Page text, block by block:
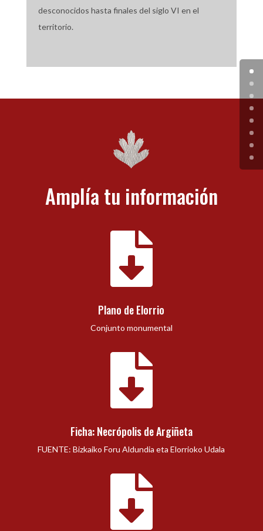
desconocidos hasta finales del siglo VI en el
territorio.
Amplía tu información

Plano de Elorrio
Conjunto monumental

Ficha: Necrópolis de Argiñeta
FUENTE: Bizkaiko Foru Aldundia eta Elorrioko Udala
